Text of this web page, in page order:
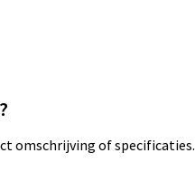
omschrijving of